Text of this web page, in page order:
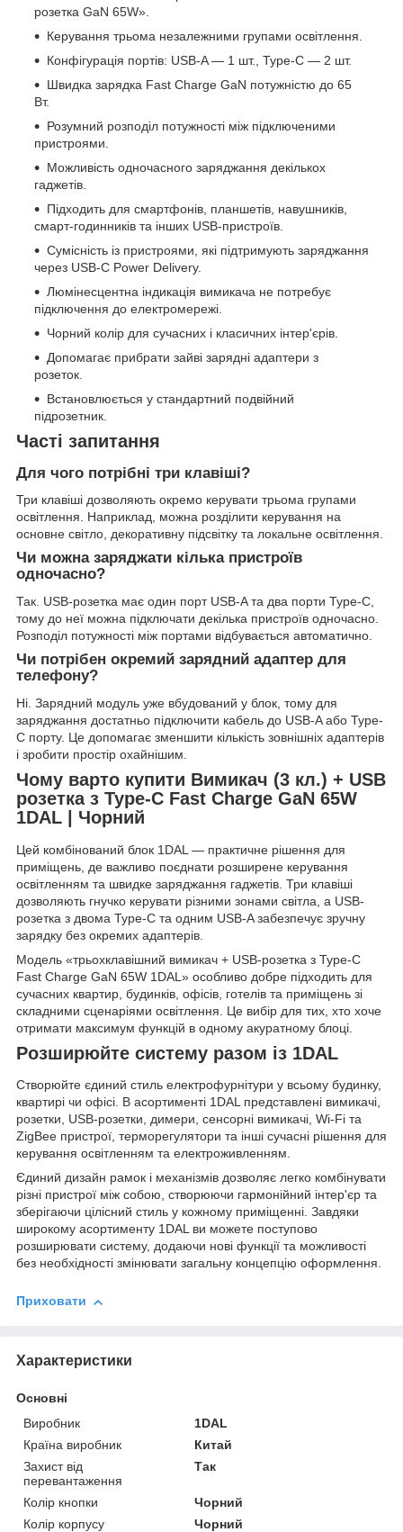
розетка GaN 65W».
Керування трьома незалежними групами освітлення.
Конфігурація портів: USB-A — 1 шт., Type-C — 2 шт.
Швидка зарядка Fast Charge GaN потужністю до 65
Вт.
Розумний розподіл потужності між підключеними
пристроями.
Можливість одночасного заряджання декількох
гаджетів.
Підходить для смартфонів, планшетів, навушників,
смарт-годинників та інших USB-пристроїв.
Сумісність із пристроями, які підтримують заряджання
через USB-C Power Delivery.
Люмінесцентна індикація вимикача не потребує
підключення до електромережі.
Чорний колір для сучасних і класичних інтер'єрів.
Допомагає прибрати зайві зарядні адаптери з
розеток.
Встановлюється у стандартний подвійний
підрозетник.
Часті запитання
Для чого потрібні три клавіші?
Три клавіші дозволяють окремо керувати трьома групами
освітлення. Наприклад, можна розділити керування на
основне світло, декоративну підсвітку та локальне освітлення.
Чи можна заряджати кілька пристроїв
одночасно?
Так. USB-розетка має один порт USB-A та два порти Type-C,
тому до неї можна підключати декілька пристроїв одночасно.
Розподіл потужності між портами відбувається автоматично.
Чи потрібен окремий зарядний адаптер для
телефону?
Ні. Зарядний модуль уже вбудований у блок, тому для
заряджання достатньо підключити кабель до USB-A або Type-
C порту. Це допомагає зменшити кількість зовнішніх адаптерів
і зробити простір охайнішим.
Чому варто купити Вимикач (3 кл.) + USB
розетка з Type-C Fast Charge GaN 65W
1DAL | Чорний
Цей комбінований блок 1DAL — практичне рішення для
приміщень, де важливо поєднати розширене керування
освітленням та швидке заряджання гаджетів. Три клавіші
дозволяють гнучко керувати різними зонами світла, а USB-
розетка з двома Type-C та одним USB-A забезпечує зручну
зарядку без окремих адаптерів.
Модель «трьохклавішний вимикач + USB-розетка з Type-C
Fast Charge GaN 65W 1DAL» особливо добре підходить для
сучасних квартир, будинків, офісів, готелів та приміщень зі
складними сценаріями освітлення. Це вибір для тих, хто хоче
отримати максимум функцій в одному акуратному блоці.
Розширюйте систему разом із 1DAL
Створюйте єдиний стиль електрофурнітури у всьому будинку,
квартирі чи офісі. В асортименті 1DAL представлені вимикачі,
розетки, USB-розетки, димери, сенсорні вимикачі, Wi-Fi та
ZigBee пристрої, терморегулятори та інші сучасні рішення для
керування освітленням та електроживленням.
Єдиний дизайн рамок і механізмів дозволяє легко комбінувати
різні пристрої між собою, створюючи гармонійний інтер'єр та
зберігаючи цілісний стиль у кожному приміщенні. Завдяки
широкому асортименту 1DAL ви можете поступово
розширювати систему, додаючи нові функції та можливості
без необхідності змінювати загальну концепцію оформлення.
Приховати
Характеристики
Основні
Виробник
1DAL
Країна виробник
Китай
Захист від
перевантаження
Так
Колір кнопки
Чорний
Колір корпусу
Чорний